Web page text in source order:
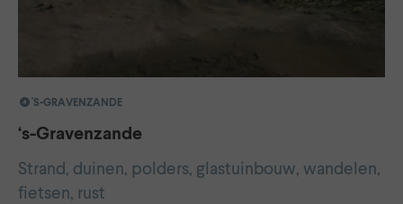
'S-GRAVENZANDE
‘s-Gravenzande
Strand, duinen, polders, glastuinbouw, wandelen,
fietsen, rust